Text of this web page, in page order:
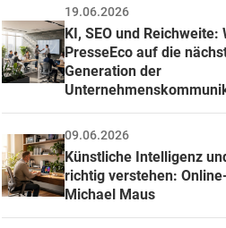
19.06.2026
KI, SEO und Reichweite:
PresseEco auf die
Generation der
09.06.2026
Künstliche Intelligenz
richtig verstehen:
Michael Maus